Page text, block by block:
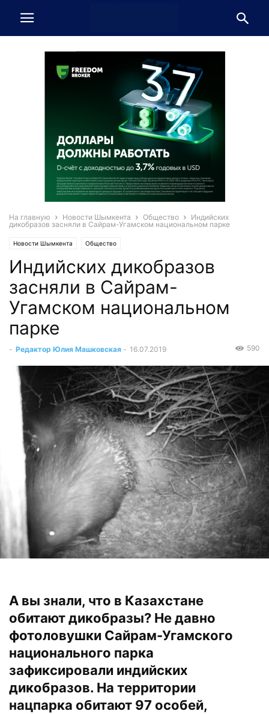
На главную Новости Шымкента Общество
Индийских
дикобразов засняли в Сайрам-Угамском национальном парке
Новости Шымкента Общество
Индийских дикобразов
засняли в Сайрам-
Угамском национальном
парке
- Редактор Юлия Машковская - 16.07.2019 590
А вы знали, что в Казахстане
обитают дикобразы? Не давно
фотоловушки Сайрам-Угамского
национального парка
зафиксировали индийских
дикобразов. На территории
нацпарка обитают 97 особей,